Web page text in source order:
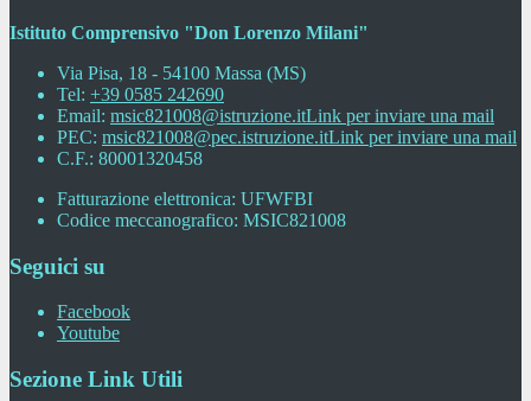
Istituto Comprensivo "Don Lorenzo Milani"
Via Pisa, 18 - 54100 Massa (MS)
Tel: +39 0585 242690
Email: msic821008@istruzione.itLink per inviare una mail
PEC: msic821008@pec.istruzione.itLink per inviare una mail
C.F.: 80001320458
Fatturazione elettronica: UFWFBI
Codice meccanografico: MSIC821008
Seguici su
Facebook
Youtube
Sezione Link Utili